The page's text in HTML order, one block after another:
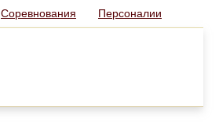
Соревнования Персоналии